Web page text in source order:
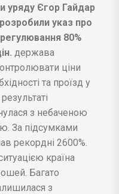
уряду Єгор Гайдар
указ про
80%
держава
ціни
та проїзд у
з небаченою
За підсумками
рекордні 2600%.
країна
Багато
з